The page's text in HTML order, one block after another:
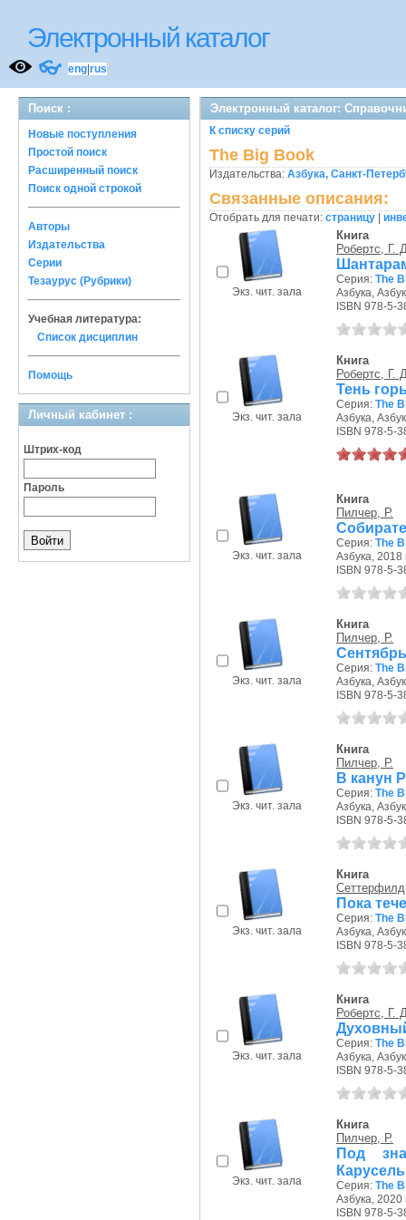
Электронный каталог
👓 eng rus
Поиск :
Новые поступления
Простой поиск
Расширенный поиск
Поиск одной строкой
Авторы
Издательства
Серии
Тезаурус (Рубрики)
Учебная литература:
Список дисциплин
Помощь
Личный кабинет :
Штрих-код
Пароль
Электронный каталог:
К списку серий
The Big Book
Издательства: Азбука, Санкт-
Связанные описания:
Отобрать для печати: страницу
Экз. чит. зала
Книга
Робертс, Г.
Серия: The
Азбука,
ISBN 978-5-
Экз. чит. зала
Книга
Робертс, Г.
Тень
Серия: The
Азбука,
ISBN 978-5-
Экз. чит. зала
Книга
Пилчер, Р.
Серия: The
Азбука, 2018
ISBN 978-5-
Экз. чит. зала
Книга
Пилчер, Р.
Серия: The
Азбука,
ISBN 978-5-
Экз. чит. зала
Книга
Пилчер, Р.
В канун
Серия: The
Азбука,
ISBN 978-5-
Экз. чит. зала
Книга
Пока
Серия: The
Азбука,
ISBN 978-5-
Экз. чит. зала
Книга
Робертс, Г.
Серия: The
Азбука,
ISBN 978-5-
Экз. чит. зала
Книга
Пилчер, Р.
Под
Серия: The
Азбука, 2020
ISBN 978-5-